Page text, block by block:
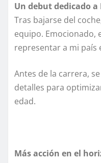
Un debut dedicado a
Tras bajarse del
equipo. Emocionado,
representar a mi país
Antes de la carrera,
detalles para
edad.
Más acción en el